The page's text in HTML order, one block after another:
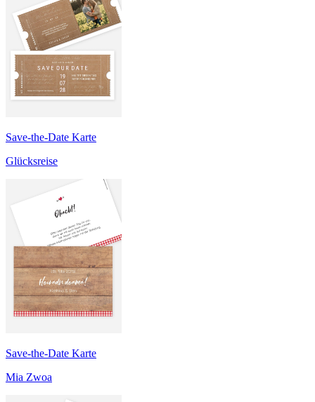
Save-the-Date Karte
Glücksreise
Save-the-Date Karte
Mia Zwoa